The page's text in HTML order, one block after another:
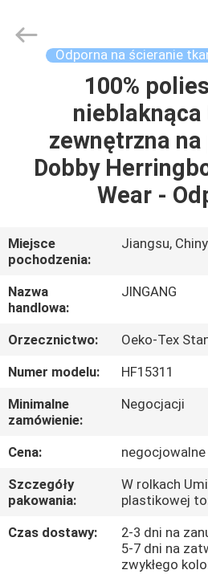
PRODUKTY
WYCIECZKA
PO
FABRYCE
KONTROLA
JAKOŚCI
SKONTAKTUJ
SIĘ
Z
NAMI
Textile
Co.,Ltd.
Odporna na ścieranie
100%
zewnętrzna
Dobby
Wear -
Miejsce
pochodzenia:
Jiangsu,
Nazwa
handlowa:
JINGANG
Orzecznictwo:
Oeko-Tex
Numer modelu:
HF15311
Minimalne
zamówienie:
Negocjacji
Cena:
negocjowalne
Szczegóły
pakowania:
W rolkach
plastikowej
Czas dostawy:
2-3 dni na
5-7 dni na
zwykłego